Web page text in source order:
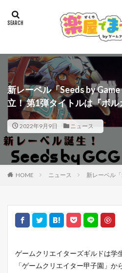
新レーベル「Seeds by
立！ 第1弾タイトルは『ボル
2022年9月9日 ニュース
HOME ニュース 新レーベル
ゲームクリエイターズギルドは学
「ゲームクリエイター甲子園」